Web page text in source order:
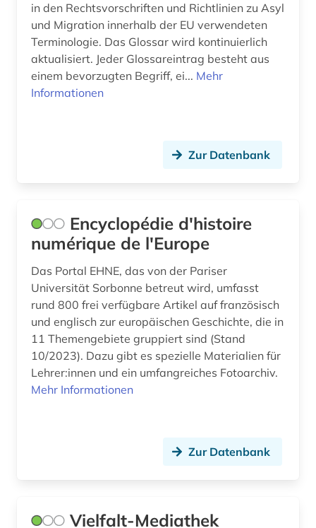
in den Rechtsvorschriften und Richtlinien zu Asyl
und Migration innerhalb der EU verwendeten
Terminologie. Das Glossar wird kontinuierlich
aktualisiert. Jeder Glossareintrag besteht aus
einem bevorzugten Begriff, ei... Mehr
Informationen
Zur Datenbank
Encyclopédie d'histoire
numérique de l'Europe
Das Portal EHNE, das von der Pariser
Universität Sorbonne betreut wird, umfasst
rund 800 frei verfügbare Artikel auf französisch
und englisch zur europäischen Geschichte, die in
11 Themengebiete gruppiert sind (Stand
10/2023). Dazu gibt es spezielle Materialien für
Lehrer:innen und ein umfangreiches Fotoarchiv.
Mehr Informationen
Zur Datenbank
Vielfalt-Mediathek